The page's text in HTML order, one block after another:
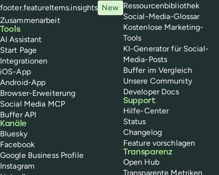
footer.featureItems.insights New
Zusammenarbeit
Tools
AI Assistant
Start Page
Integrationen
iOS-App
Android-App
Browser-Erweiterung
Social Media MCP
Buffer API
Kanäle
Bluesky
Facebook
Google Business Profile
Instagram
Ressourcenbibliothek
Social-Media-Glossar
Kostenlose Marketing-
Tools
KI-Generator für Social-
Media-Posts
Buffer im Vergleich
Unsere Community
Developer Docs
Support
Hilfe-Center
Status
Changelog
Feature vorschlagen
Transparenz
Open Hub
Transparente Metriken